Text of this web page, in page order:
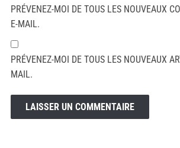
PRÉVENEZ-MOI DE TOUS LES NOUVEAUX
E-MAIL.
PRÉVENEZ-MOI DE TOUS LES NOUVEAUX
MAIL.